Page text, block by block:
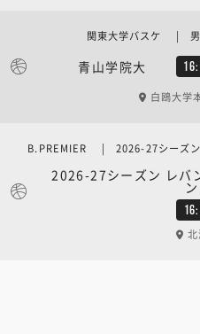
青山学院大
関東大学バスケ | 男
白鴎大学
2026-27シーズン レバ
B.PREMIER | 2026-27シーズン